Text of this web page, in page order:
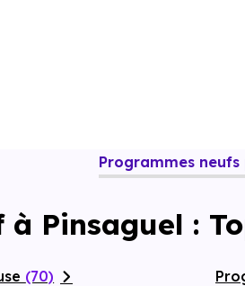
Programmes
Pinsaguel :
(70)